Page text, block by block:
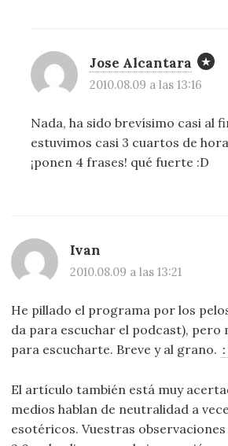
Jose Alcantara
2010.08.09 a las 13:16
Nada, ha sido brevísimo casi al
estuvimos casi 3 cuartos de
¡ponen 4 frases! qué fuerte :D
Ivan
2010.08.09 a las 13:21
He pillado el programa por los
da para escuchar el podcast), pero
para escucharte. Breve y al grano.
El artículo también está muy
medios hablan de neutralidad a
esotéricos. Vuestras